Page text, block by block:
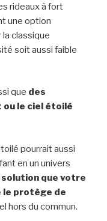
rideaux à fort
une option
classique
soit aussi faible
que des
le ciel étoilé
pourrait aussi
en un univers
solution que votre
le protège de
hors du commun.